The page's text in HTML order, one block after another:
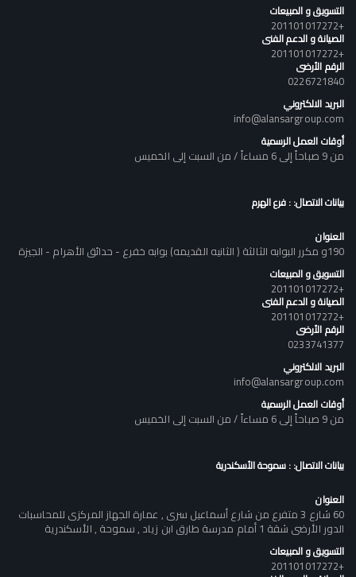
التسويق و المبيعات
+201101017272
الصيانة و الدعم الفنى
+201101017272
الرقم الأرضى
0226721840
البريد الالكتروني
info@alansargroup.com
أوقات العمل الرسمية
من 9 صباحاً إلى 6 مساءاً / من السبت إلى الخميس
بيانات الاتصال: : فرع الهرم
العنوان
190و مكرر البوابه الثالثة ( الثانيه القديمه) بوابه خفرع - حدائق الأهرام - الجيزة
التسويق و المبيعات
+201101017272
الصيانة و الدعم الفنى
+201101017272
الرقم الأرضى
0233741377
البريد الالكتروني
info@alansargroup.com
أوقات العمل الرسمية
من 9 صباحاً إلى 6 مساءاً / من السبت إلى الخميس
بيانات الاتصال: : سموحة الأسكندرية
العنوان
60 شارع 3 متفرع من شارع أسماعيل سرى , عمارة الجهاز المركزى للمحاسبات
الدور الأرضى شقة 1 أمام مدرسة طارق ابن زياد , سموحة , الأسكندرية
التسويق و المبيعات
+201101017272